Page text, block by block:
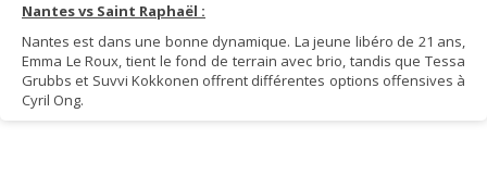
Nantes vs Saint Raphaël :
Nantes est dans une bonne dynamique. La jeune libéro de 21 ans,
Emma Le Roux, tient le fond de terrain avec brio, tandis que Tessa
Grubbs et Suvvi Kokkonen offrent différentes options offensives à
Cyril Ong.